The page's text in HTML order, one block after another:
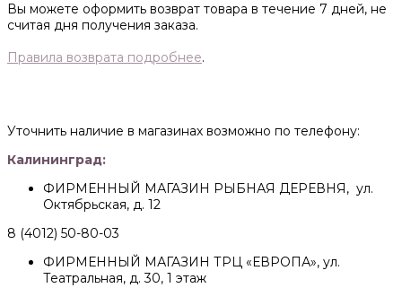
Вы можете оформить возврат товара в течение 7 дней, не
считая дня получения заказа.
Правила возврата подробнее.
Уточнить наличие в магазинах возможно по телефону:
Калининград:
ФИРМЕННЫЙ МАГАЗИН РЫБНАЯ ДЕРЕВНЯ, ул.
Октябрьская, д. 12
8 (4012) 50-80-03
ФИРМЕННЫЙ МАГАЗИН ТРЦ «ЕВРОПА», ул.
Театральная, д. 30, 1 этаж